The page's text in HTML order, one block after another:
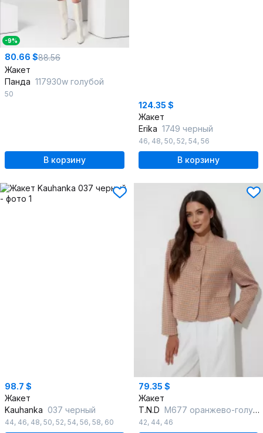
-9%
80.66 $88.56
Жакет
Панда 117930w голубой
50
В корзину
124.35 $
Жакет
Erika 1749 черный
46, 48, 50, 52, 54, 56
В корзину
98.7 $
Жакет
Kauhanka 037 черный
44, 46, 48, 50, 52, 54, 56, 58, 60
79.35 $
Жакет
T.N.D М677 оранжево-голубой
42, 44, 46